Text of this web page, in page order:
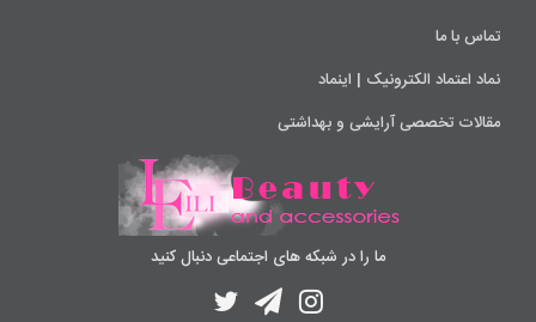
تماس با ما
نماد اعتماد الکترونیک | اینماد
مقالات تخصصی آرایشی و بهداشتی
ما را در شبکه های اجتماعی دنبال کنید